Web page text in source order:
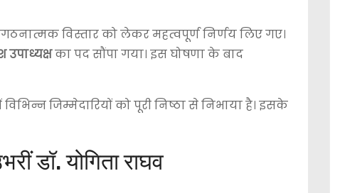
विस्तार को लेकर महत्वपूर्ण निर्णय लिए गए।
उपाध्यक्षका पद सौंपा गया। इस घोषणा के बाद
जिम्मेदारियों को पूरी निष्ठा से निभाया है। इसके
योगिता राघव